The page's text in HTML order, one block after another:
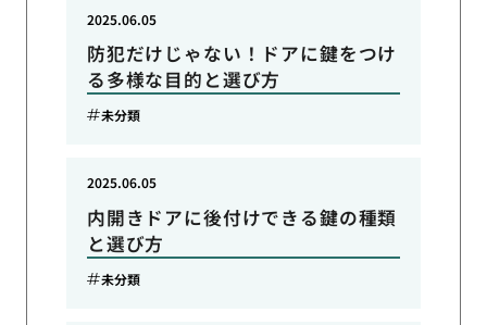
防犯だけじゃない！ドアに鍵をつけ
る多様な目的と選び方
2025.06.05
未分類
内開きドアに後付けできる鍵の種類
と選び方
2025.06.05
未分類